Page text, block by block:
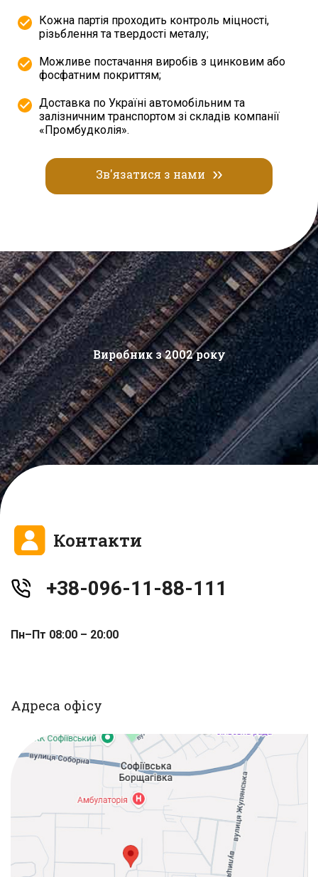
Кожна партія проходить контроль міцності,
різьблення та твердості металу;
Можливе постачання виробів з цинковим або
фосфатним покриттям;
Доставка по Україні автомобільним та
залізничним транспортом зі складів компанії
«Промбудколія».
Зв'язатися з нами
Виробник з 2002 року
Контакти
+38-096-11-88-111
Пн–Пт 08:00 – 20:00
Адреса офісу